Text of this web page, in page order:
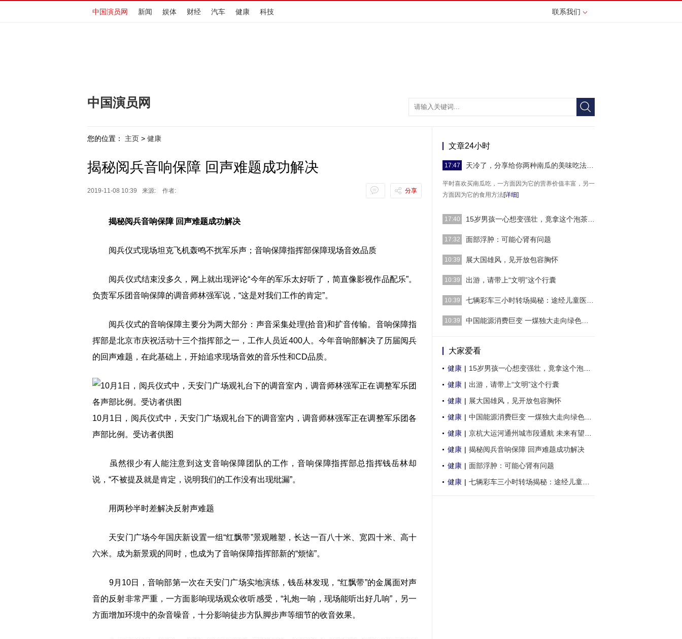
中国演员网 新闻 娱体 财经 汽车 健康 科技 联系我们
中国演员网
您的位置： 主页 > 健康
揭秘阅兵音响保障 回声难题成功解决
2019-11-08 10:39 来源: 作者: 分享
揭秘阅兵音响保障 回声难题成功解决
阅兵仪式现场坦克飞机轰鸣不扰军乐声；音响保障指挥部保障现场音效品质
阅兵仪式结束没多久，网上就出现评论“今年的军乐太好听了，简直像影视作品配乐”。
负责军乐团音响保障的调音师林强军说，“这是对我们工作的肯定”。
阅兵仪式的音响保障主要分为两大部分：声音采集处理(拾音)和扩音传输。音响保障指
挥部是北京市庆祝活动十三个指挥部之一，工作人员近400人。今年音响部解决了历届阅兵
的回声难题，在此基础上，开始追求现场音效的音乐性和CD品质。
10月1日，阅兵仪式中，天安门广场观礼台下的调音室内，调音师林强军正在调整军乐团各
声部比例。受访者供图
虽然很少有人能注意到这支音响保障团队的工作，音响保障指挥部总指挥钱岳林却
说，“不被提及就是肯定，说明我们的工作没有出现纰漏”。
用两秒半时差解决反射声难题
天安门广场今年国庆新设置一组“红飘带”景观雕塑，长达一百八十米、宽四十米、高十
六米。成为新景观的同时，也成为了音响保障指挥部新的“烦恼”。
9月10日，音响部第一次在天安门广场实地演练，钱岳林发现，“红飘带”的金属面对声
音的反射非常严重，一方面影响现场观众收听感受，“礼炮一响，现场能听出好几响”，另一
方面增加环境中的杂音噪音，十分影响徒步方队脚步声等细节的收音效果。
文章24小时
17:47
平时喜欢买南瓜吃，一方面因为它的营养价值丰富，另一
方面因为它的食用方法[详细]
17:40
一开始斌斌生吃了一片夹竹桃叶，然而并没有觉得有明显
17:32 面部浮肿：可能心肾有问题
一般健康人在早晨醒后也可能出现轻度浮肿，但起床活动
10:39 展大国雄风，见开放包容胸怀
[详细]
10:39 出游，请带上“文明”这个行囊
为了规范游客行为、促进文明出游，有关部门出台了挺多
10:39
正在北京展览馆举办的“伟大历程 辉煌成就——庆祝中华
10:39
业基础的“一穷二白”
大家爱看
健康 | 15岁男孩一心想变强壮，竟拿这个泡茶喝！专
健康 | 出游，请带上“文明”这个行囊
健康 | 展大国雄风，见开放包容胸怀
健康 | 中国能源消费巨变 一煤独大走向绿色能源
健康 | 京杭大运河通州城市段通航 未来有望京津冀
健康 | 揭秘阅兵音响保障 回声难题成功解决
健康 | 面部浮肿：可能心肾有问题
健康 | 七辆彩车三小时转场揭秘：途经儿童医院制订